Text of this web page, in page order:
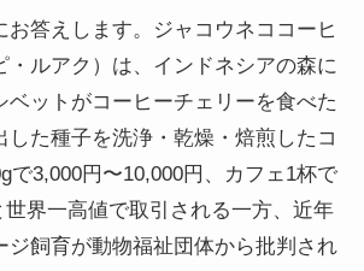
お答えします。ジャコウネココーヒ
・ルアク）は、インドネシアの森に
ベットがコーヒーチェリーを食べた
した種子を洗浄・乾燥・焙煎したコ
で3,000円〜10,000円、カフェ1杯で
世界一高値で取引される一方、近年
ジ飼育が動物福祉団体から批判され